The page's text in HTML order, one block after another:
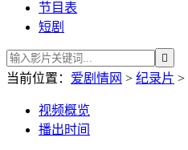
节目表
短剧

当前位置： 爱剧情网 > 纪录片 >
视频概览
播出时间